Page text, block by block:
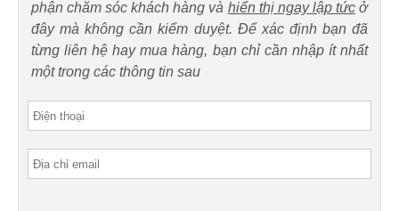
phận chăm sóc khách hàng và hiển thị ngay lập tứcở
đây mà không cần kiểm duyệt. Để xác định bạn đã
từng liên hệ hay mua hàng, bạn chỉ cần nhập ít nhất
một trong các thông tin sau